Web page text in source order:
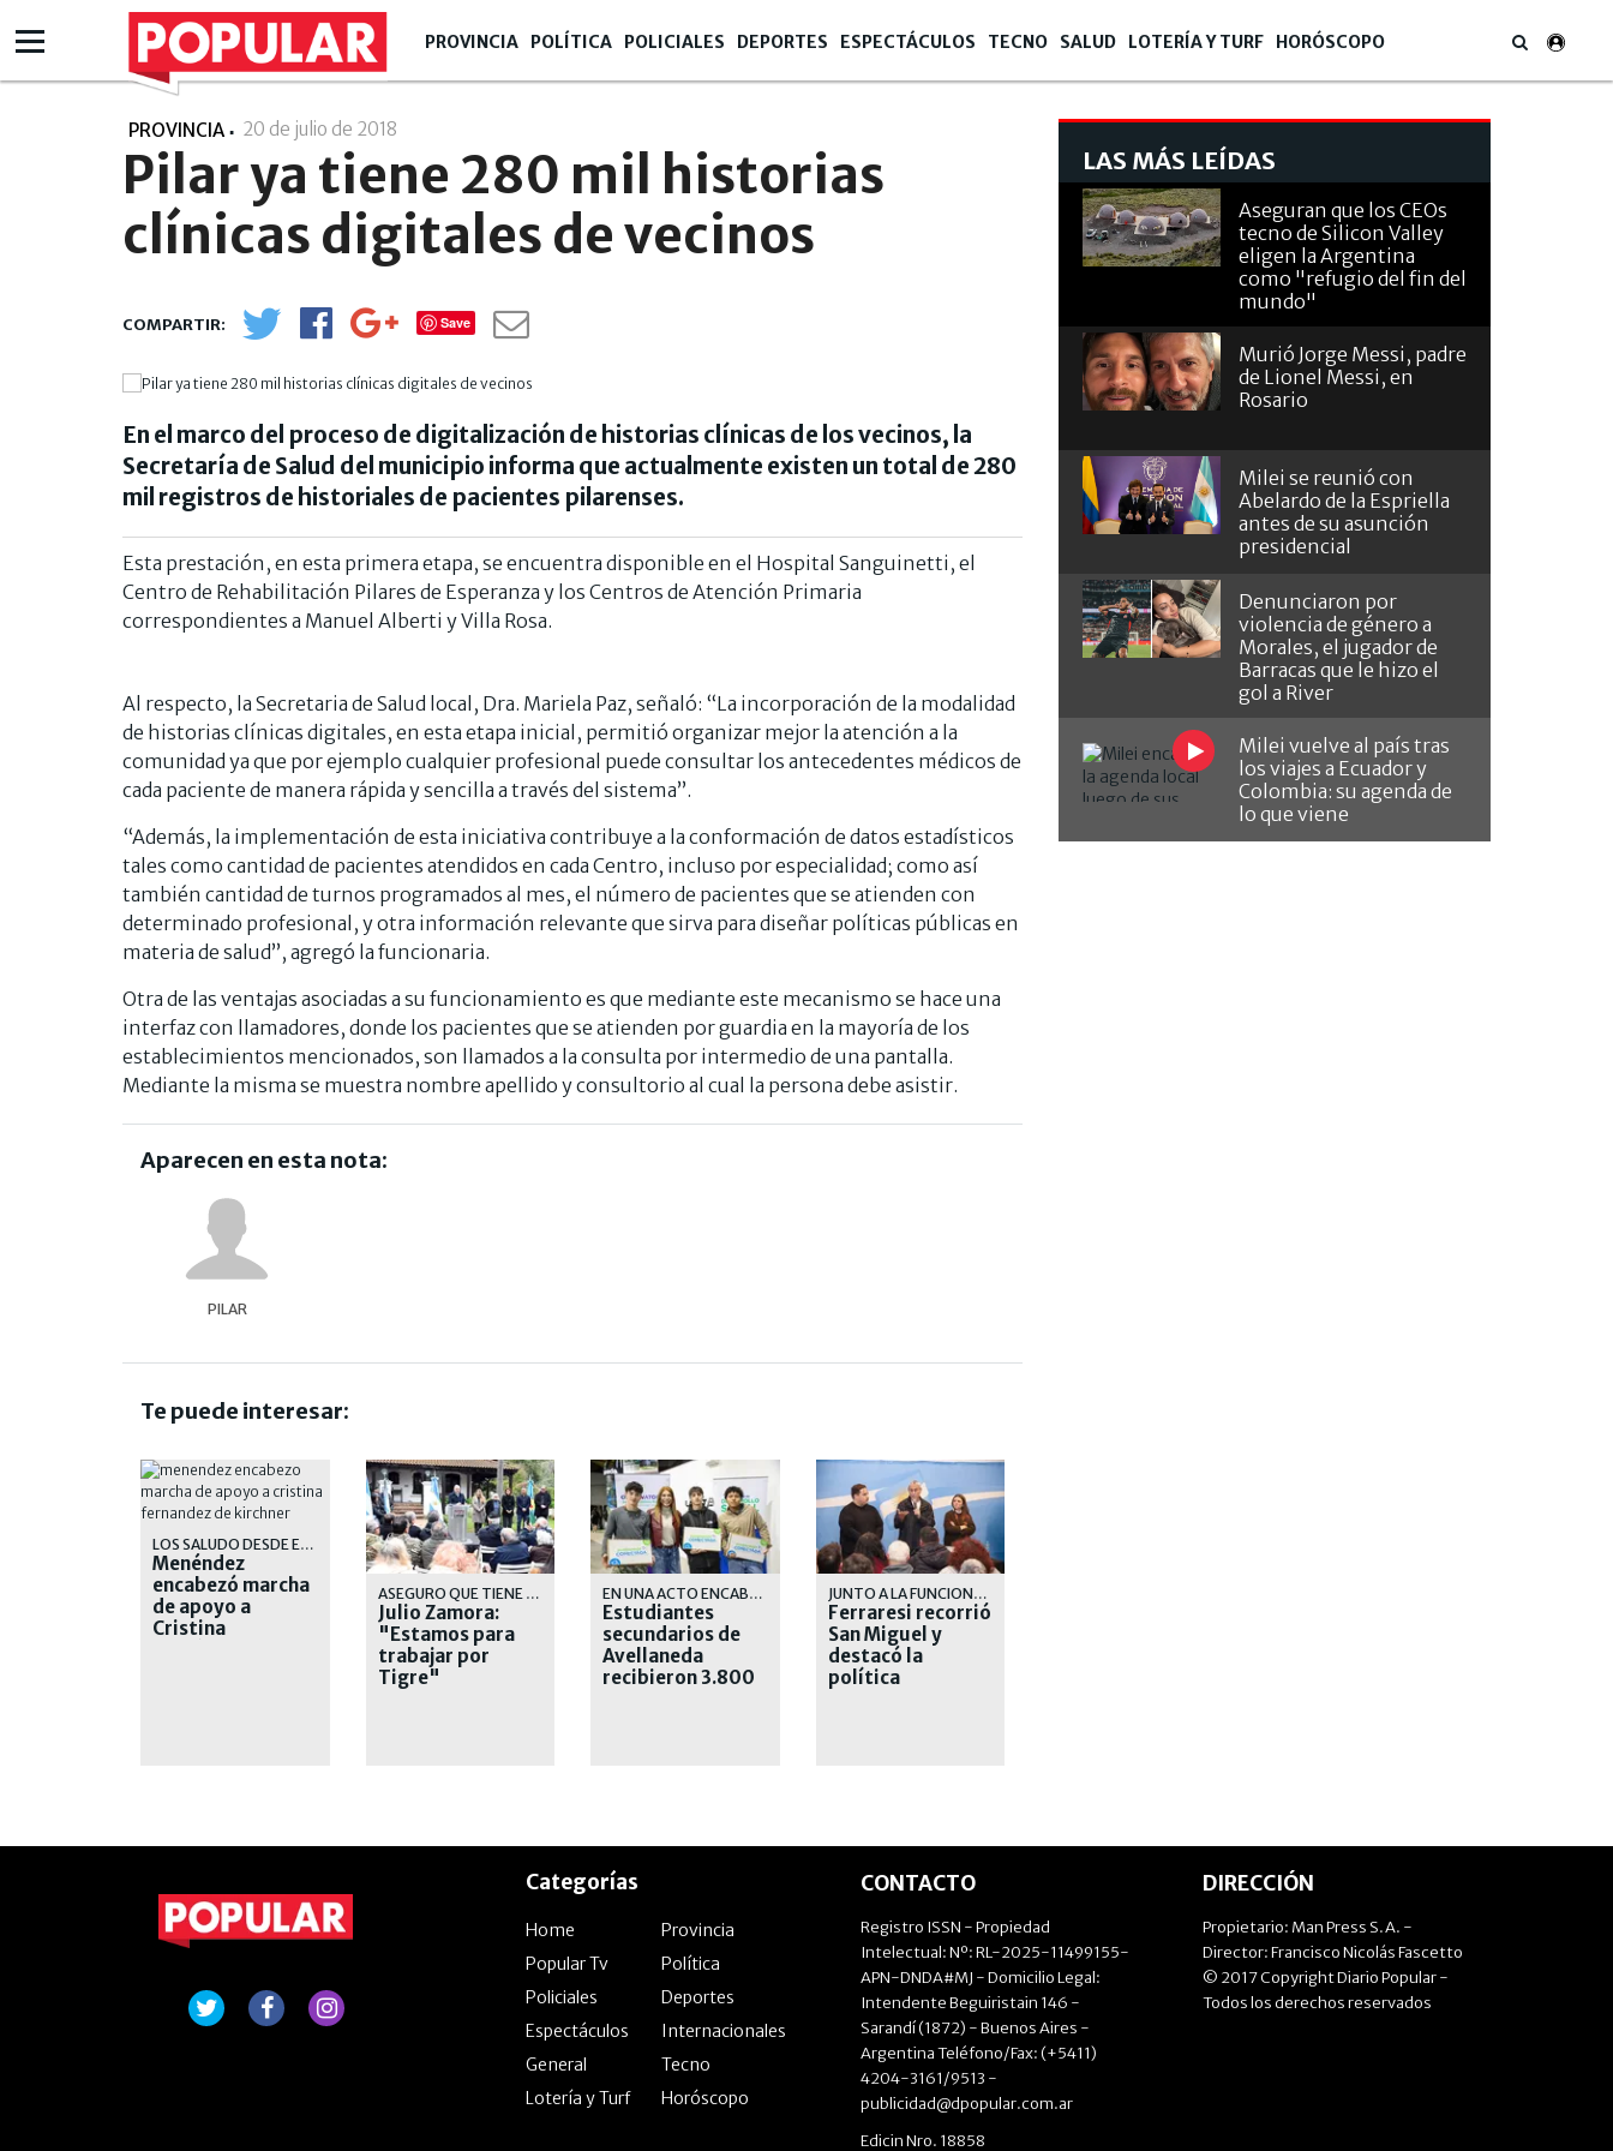
PROVINCIA POLÍTICA POLICIALES DEPORTES ESPECTÁCULOS TECNO SALUD LOTERÍA Y TURF HORÓSCOPO
PROVINCIA 20 de julio de 2018
Pilar ya tiene 280 mil historias
clínicas digitales de vecinos
Save
En el marco del proceso de digitalización de historias clínicas de los vecinos, la
Secretaría de Salud del municipio informa que actualmente existen un total de 280
mil registros de historiales de pacientes pilarenses.
Esta prestación, en esta primera etapa, se encuentra disponible en el Hospital Sanguinetti, el
Centro de Rehabilitación Pilares de Esperanza y los Centros de Atención Primaria
correspondientes a Manuel Alberti y Villa Rosa.
Al respecto, la Secretaria de Salud local, Dra. Mariela Paz, señaló: “La incorporación de la modalidad
de historias clínicas digitales, en esta etapa inicial, permitió organizar mejor la atención a la
comunidad ya que por ejemplo cualquier profesional puede consultar los antecedentes médicos de
cada paciente de manera rápida y sencilla a través del sistema”.
“Además, la implementación de esta iniciativa contribuye a la conformación de datos estadísticos
tales como cantidad de pacientes atendidos en cada Centro, incluso por especialidad; como así
también cantidad de turnos programados al mes, el número de pacientes que se atienden con
determinado profesional, y otra información relevante que sirva para diseñar políticas públicas en
materia de salud”, agregó la funcionaria.
Otra de las ventajas asociadas a su funcionamiento es que mediante este mecanismo se hace una
interfaz con llamadores, donde los pacientes que se atienden por guardia en la mayoría de los
establecimientos mencionados, son llamados a la consulta por intermedio de una pantalla.
Mediante la misma se muestra nombre apellido y consultorio al cual la persona debe asistir.
Aparecen en esta nota:
PILAR
Te puede interesar:
LOS SALUDO DESDE EL BALCON
Menéndez
encabezó marcha
de apoyo a
Cristina
ASEGURO QUE TIENE MUCHA OBRA POR DELANTE PARA EJECUTAR
Julio Zamora:
"Estamos para
trabajar por
Tigre"
EN UNA ACTO ENCABEZADO POR LA INTENDENTA, MAGDALENA SIERRA
Estudiantes
secundarios de
Avellaneda
recibieron 3.800
JUNTO A LA FUNCIONARIA PROVINCIAL BERNARDA MEGLIA Y EL PRESIDENTE DEL PJ LOCAL, SANTIAGO FIDANZA
Ferraresi recorrió
San Miguel y
destacó la
política
LAS MÁS LEÍDAS
Aseguran que los CEOs
tecno de Silicon Valley
eligen la Argentina
como "refugio del fin del
mundo"
Murió Jorge Messi, padre
de Lionel Messi, en
Rosario
Milei se reunió con
Abelardo de la Espriella
antes de su asunción
presidencial
Denunciaron por
violencia de género a
Morales, el jugador de
Barracas que le hizo el
gol a River
Milei vuelve al país tras
los viajes a Ecuador y
Colombia: su agenda de
lo que viene
Categorías
Home
Provincia
Popular Tv
Política
Policiales
Deportes
Espectáculos
Internacionales
General
Tecno
Lotería y Turf
Horóscopo
CONTACTO
Registro ISSN - Propiedad
Intelectual: Nº: RL-2025-11499155-
APN-DNDA#MJ - Domicilio Legal:
Intendente Beguiristain 146 -
Sarandí (1872) - Buenos Aires -
Argentina Teléfono/Fax: (+5411)
4204-3161/9513 -
publicidad@dpopular.com.ar
Edicin Nro. 18858
DIRECCIÓN
Propietario: Man Press S.A. -
Director: Francisco Nicolás Fascetto
© 2017 Copyright Diario Popular -
Todos los derechos reservados